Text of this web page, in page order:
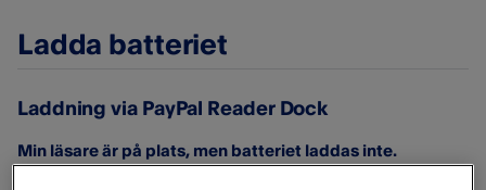
Ladda batteriet
Laddning via PayPal Reader Dock
Min läsare är på plats, men batteriet laddas inte.